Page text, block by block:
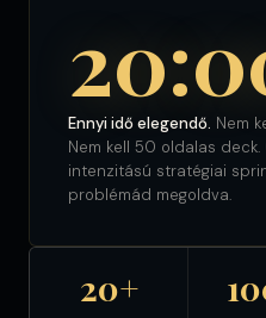
Ennyi idő elegendő. Nem
Nem kell 50 oldalas
intenzitású stratégiai
problémád megoldva.
20+